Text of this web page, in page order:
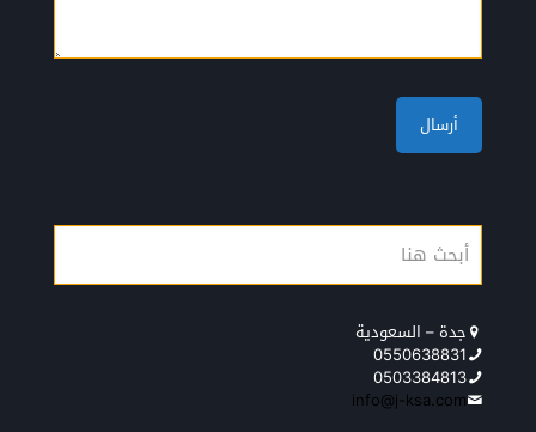
جدة – السعودية
0550638831
0503384813
info@j-ksa.com